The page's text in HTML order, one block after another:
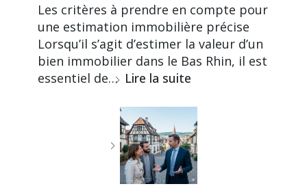
Les critères à prendre en compte pour
une estimation immobilière précise
Lorsqu’il s’agit d’estimer la valeur d’un
bien immobilier dans le Bas Rhin, il est
essentiel de… Lire la suite